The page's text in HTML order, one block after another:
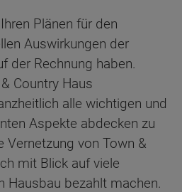
Plänen für den
Auswirkungen der
der Rechnung haben.
Country Haus
alle wichtigen und
Aspekte abdecken zu
Vernetzung von Town &
mit Blick auf viele
Hausbau bezahlt machen.